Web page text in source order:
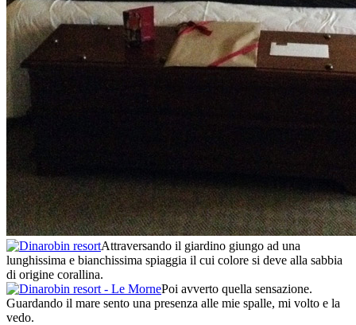
Attraversando il giardino giungo ad una
lunghissima e bianchissima spiaggia il cui colore si deve alla sabbia
di origine corallina.
Poi avverto quella sensazione.
Guardando il mare sento una presenza alle mie spalle, mi volto e la
vedo.